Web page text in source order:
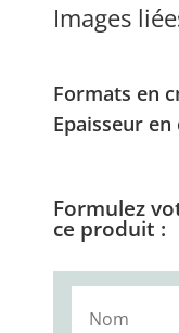
Images
Formats en
Epaisseur en
Formulez
ce produit :